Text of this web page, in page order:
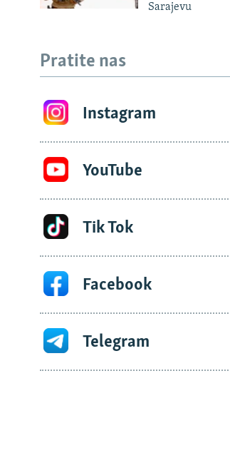
Sarajevu
Pratite nas
Instagram
YouTube
Tik Tok
Facebook
Telegram